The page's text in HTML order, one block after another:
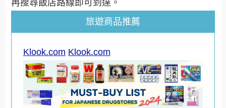
再搜尋飯店路線即可到達。
旅遊商品推薦
Klook.com Klook.com